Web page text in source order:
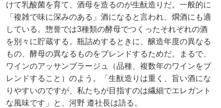
けて乳酸菌を育て、酒母を造るのが生酛造りだ。一般的に
「複雑で味に深みのある」酒になると言われ、燗酒にも適
している。惣誉では3種類の酵母でつくったそれぞれの酒
を別々に貯蔵する。瓶詰めするときに、醸造年度の異なる
もの、酵母の異なるものをブレンドするためだ。まるで、
ワインのアッサンブラージュ（品種、複数年のワインをブ
レンドすること）のよう。「生酛造りは重く、旨い酒にな
りやすいのですが、私たちが目指すのは繊細でエレガント
な風味です」と、河野 遵社長は語る。